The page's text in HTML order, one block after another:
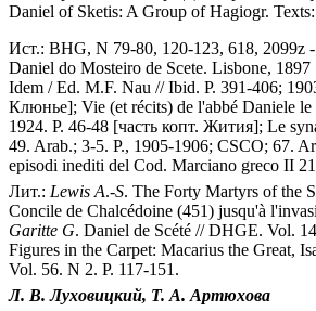
Daniel of Sketis: A Group of Hagiogr.
Ист.: BHG, N 79-80, 120-123, 618, 2099z
Daniel do Mosteiro de Scete. Lisbone,
Idem / Ed. M.F. Nau // Ibid. P. 391-406;
Клюнье]; Vie (et récits) de l'abbé Daniele
1924. P. 46-48 [часть копт. Жития]; Le
49. Arab.; 3-5. P., 1905-1906; CSCO; 67.
episodi inediti del Cod. Marciano greco II
Лит.: Lewis A.-S. The Forty Martyrs of the
Concile de Chalcédoine (451) jusqu'à
Garitte G. Daniel de Scété // DHGE. Vol.
Figures in the Carpet: Macarius the Great,
Vol. 56. N 2. P. 117-151.
Л. В.Луховицкий, Т. А. Артюхова